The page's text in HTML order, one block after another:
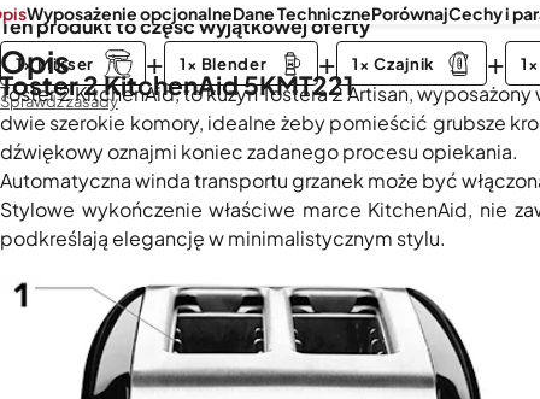
Ten produkt to część wyjątkowej oferty
1× Mikser + 1× Blender + 1× Czajnik +
Sprawdź zasady
Toster 2 KitchenAid 5KMT221
Wyposażenie opcjonalneDane TechnicznePorównajCechy i
Opis
Toster 2 KitchenAid, to kuzyn Tostera 2 Artisan,
dwie szerokie komory, idealne żeby pomieścić grubsze
dźwiękowy oznajmi koniec zadanego procesu opiekania.
Automatyczna winda transportu grzanek może być
Stylowe wykończenie właściwe marce KitchenAid, nie
podkreślają elegancję w minimalistycznym stylu.